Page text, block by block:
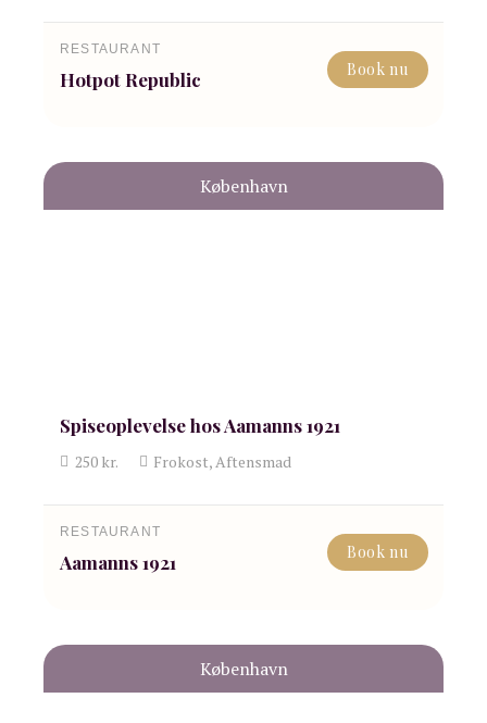
RESTAURANT
Hotpot Republic Book nu
København
Spiseoplevelse hos Aamanns 1921
250kr. Frokost, Aftensmad
RESTAURANT
Aamanns 1921 Book nu
København